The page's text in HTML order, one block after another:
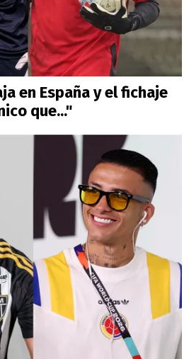
en España y el fichaje
que..."